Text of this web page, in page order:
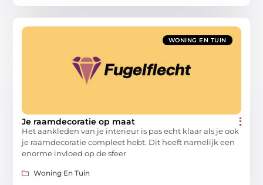
WONING EN TUIN
Je raamdecoratie op maat
Het aankleden van je interieur is pas echt klaar als je ook
je raamdecoratie compleet hebt. Dit heeft namelijk een
enorme invloed op de sfeer
Woning En Tuin